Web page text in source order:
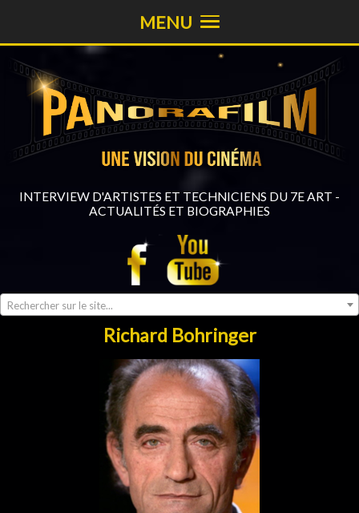
INTERVIEW D'ARTISTES ET TECHNICIENS DU 7E ART -
ACTUALITÉS ET BIOGRAPHIES
Rechercher sur le site...
MENU
Richard Bohringer